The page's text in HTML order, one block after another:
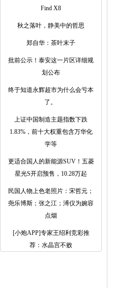
Find X8
秋之落叶，静美中的哲思
郑自华：茶叶末子
批前公示！泰安这一片区详细规
划公布
终于知道永辉超市为什么会亏本
了。 ​​​
上证中国制造主题指数下跌
1.83%，前十大权重包含万华化
学等
更适合国人的新能源SUV！五菱
星光S开启预售，10.28万起
民国人物上色老照片：宋哲元；
尧乐博斯；张之江；溥仪为婉容
点烟
[小炮APP]专家王绍利竞彩推
荐：水晶宫不败